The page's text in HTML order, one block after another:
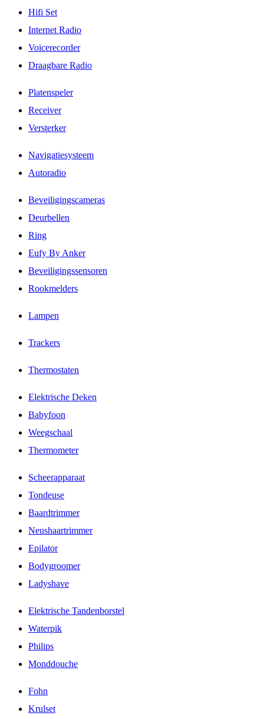
Hifi Set
Internet Radio
Voicerecorder
Draagbare Radio
Platenspeler
Receiver
Versterker
Navigatiesysteem
Autoradio
Beveiligingscameras
Deurbellen
Ring
Eufy By Anker
Beveiligingssensoren
Rookmelders
Lampen
Trackers
Thermostaten
Elektrische Deken
Babyfoon
Weegschaal
Thermometer
Scheerapparaat
Tondeuse
Baardtrimmer
Neushaartrimmer
Epilator
Bodygroomer
Ladyshave
Elektrische Tandenborstel
Waterpik
Philips
Monddouche
Fohn
Krulset